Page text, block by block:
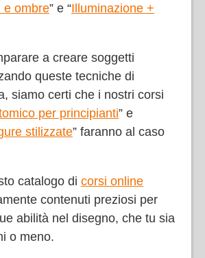
e ombre” e “Illuminazione +
a creare soggetti
queste tecniche di
siamo certi che i nostri corsi
per principianti” e
stilizzate” faranno al caso
catalogo di corsi online
contenuti preziosi per
abilità nel disegno, che tu sia
o meno.